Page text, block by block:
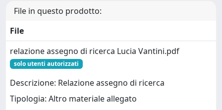
File in questo prodotto:
File
relazione assegno di ricerca Lucia Vantini.pdf
solo utenti autorizzati
Descrizione: Relazione assegno di ricerca
Tipologia: Altro materiale allegato